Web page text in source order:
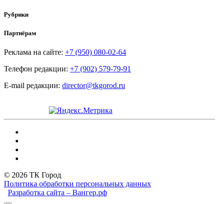
Рубрики
Партнёрам
Реклама на сайте: +7 (950) 080-02-64
Телефон редакции: +7 (902) 579-79-91
E-mail редакции: director@tkgorod.ru
© 2026 ТК Город
Политика обработки персональных данных
Разработка сайта – Вангер.рф